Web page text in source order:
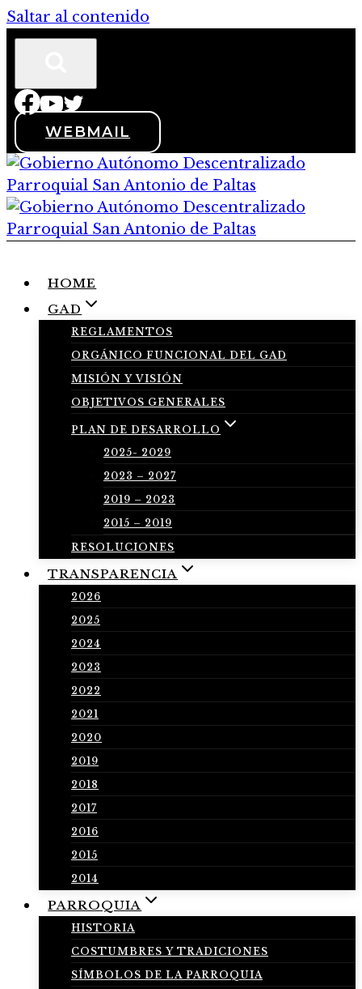
Saltar al contenido
WEBMAIL
HOME
GAD
REGLAMENTOS
ORGÁNICO FUNCIONAL DEL GAD
MISIÓN Y VISIÓN
OBJETIVOS GENERALES
PLAN DE DESARROLLO
2025- 2029
2023 – 2027
2019 – 2023
2015 – 2019
RESOLUCIONES
TRANSPARENCIA
2026
2025
2024
2023
2022
2021
2020
2019
2018
2017
2016
2015
2014
PARROQUIA
HISTORIA
COSTUMBRES Y TRADICIONES
SÍMBOLOS DE LA PARROQUIA